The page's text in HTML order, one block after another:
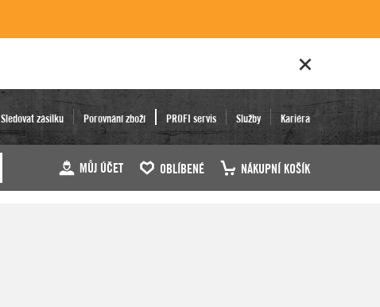
Sledovat zásilku Porovnání zboží PROFI servis Služby Kariéra
MŮJ ÚČET OBLÍBENÉ NÁKUPNÍ KOŠÍK